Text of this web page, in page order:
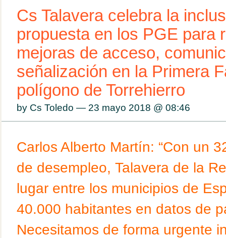
Cs Talavera celebra la
propuesta en los PGE para
mejoras de acceso,
señalización en la Primera
polígono de Torrehierro
by Cs Toledo — 23 mayo 2018 @ 08:46
Carlos Alberto Martín: “Con un
de desempleo, Talavera de la
lugar entre los municipios de
40.000 habitantes en datos de
Necesitamos de forma urgente